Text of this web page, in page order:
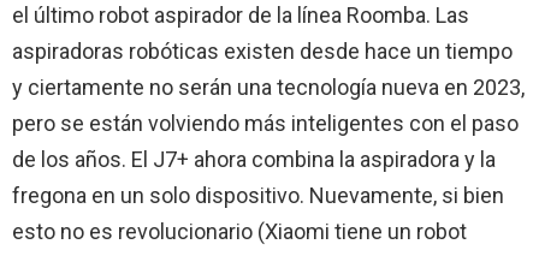
el último robot aspirador de la línea Roomba. Las
aspiradoras robóticas existen desde hace un tiempo
y ciertamente no serán una tecnología nueva en 2023,
pero se están volviendo más inteligentes con el paso
de los años. El J7+ ahora combina la aspiradora y la
fregona en un solo dispositivo. Nuevamente, si bien
esto no es revolucionario (Xiaomi tiene un robot